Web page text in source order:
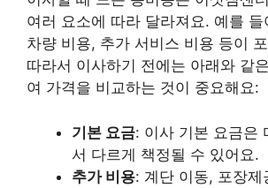
여러 요소에 따라 달라져요. 예를
차량 비용, 추가 서비스 비용 등이
따라서 이사하기 전에는 아래와 같
여 가격을 비교하는 것이 중요해요:
기본 요금: 이사 기본 요금은
서 다르게 책정될 수 있어요.
추가 비용: 계단 이동, 포장제